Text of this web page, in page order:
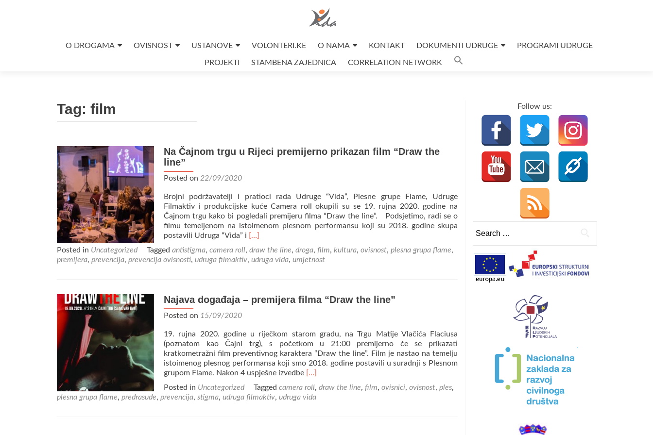
SkipO DROGAMA OVISNOST USTANOVE VOLONTERI.KE O NAMA KONTAKT DOKUMENTI UDRUGE PROGRAMI UDRUGE
PROJEKTI STAMBENA ZAJEDNICA CORRELATION NETWORK
Tag: film
Na Čajnom trgu u Rijeci premijerno prikazan film “Draw the
line”
Posted on 22/09/2020
Brojni podržavatelji i pratioci rada Udruge “Vida”, Plesne grupe Flame, Udruge
Filmaktiv i produkcijske kuće Camera roll okupili su se 19. rujna 2020. godine na
Čajnom trgu kako bi pogledali premijeru filma “Draw the line”. Podsjetimo, radi se o
filmu temeljenom na istoimenom plesnom performansu koji su 2018. godine skupa
postavili Udruga “Vida” i Read
about
Na
Rijeci
film
“Draw
the
line”
[…]
Posted in Uncategorized Tagged antistigma, camera roll, draw the line, droga, film, kultura, ovisnost, plesna grupa flame,
premijera, prevencija, prevencija ovisnosti, udruga filmaktiv, udruga vida, umjetnost
Najava događaja – premijera filma “Draw the line”
Posted on 15/09/2020
19. rujna 2020. godine u riječkom starom gradu, na Trgu Matije Vlačića Flaciusa
(poznatom kao Čajni trg), s početkom u 21:00 premijerno će se prikazati
kratkometražni film preventivnog karaktera “Draw the line”. Film je nastao na temelju
istoimenog plesnog performansa koji smo 2018. godine postavili u suradnji s Plesnom
grupom Flame. Nakon 4 uspješne izvedbe Read
about
Najava
[…]
Posted in Uncategorized Tagged camera roll, draw the line, film, ovisnici, ovisnost, ples,
plesna grupa flame, predrasude, prevencija, stigma, udruga filmaktiv, udruga vida
Follow us:
for: